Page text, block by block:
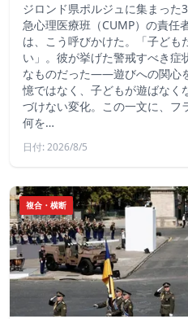
ジロンド県ポルジュに集まった
急心理医療班（CUMP）の責任
は、こう呼びかけた。「子ども
い」。彼が挙げた警戒すべき
なものだった――遊びへの関心
憶ではなく、子どもが遊ばなく
づけない変化。この一文に、フ
何を…
日付: 2026/8/5
複合・横断